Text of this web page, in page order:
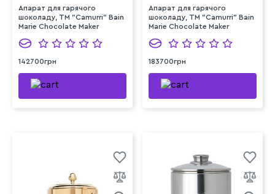
Апарат для гарячого
шоколаду, TM "Camurri" Bain
Marie Chocolate Maker
142700грн
Апарат для гарячого
шоколаду, TM "Camurri" Bain
Marie Chocolate Maker
183700грн